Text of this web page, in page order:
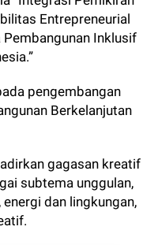
Entrepreneurial
Inklusif
pengembangan
Berkelanjutan
gagasan kreatif
subtema unggulan,
dan lingkungan,